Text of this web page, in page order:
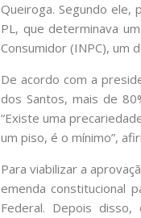
Queiroga. Segundo
PL, que determinava
Consumidor (INPC), um
De acordo com a
dos Santos, mais de
“Existe uma
um piso, é o mínimo”,
Para viabilizar a
emenda constitucional
Federal. Depois